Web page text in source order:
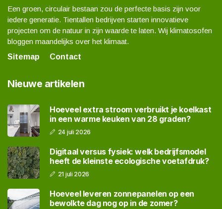
Een groen, circulair bestaan zou de perfecte basis zijn voor
iedere generatie. Tientallen bedrijven starten innovatieve
projecten om de natuur in zijn waarde te laten. Wij klimatosofen
bloggen maandelijks over het klimaat.
Sitemap
Contact
Nieuwe artikelen
Hoeveel extra stroom verbruikt je koelkast
in een warme keuken van 28 graden?
24 juli 2026
Digitaal versus fysiek: welk bedrijfsmodel
heeft de kleinste ecologische voetafdruk?
21 juli 2026
Hoeveel leveren zonnepanelen op een
bewolkte dag nog op in de zomer?